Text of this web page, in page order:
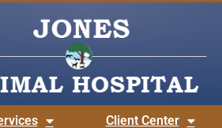
Client Center